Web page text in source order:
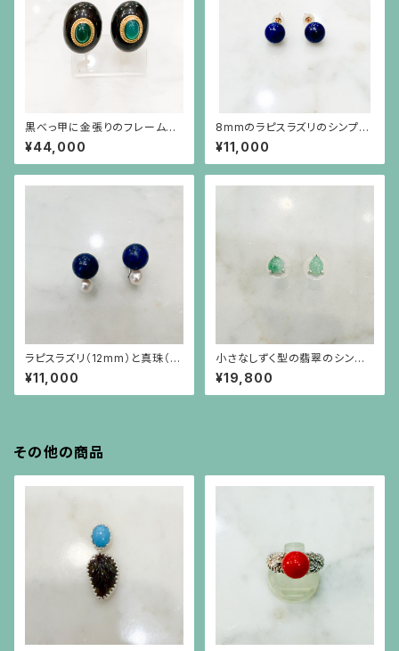
黒べっ甲に金張りのフレームに
グリーン瑪瑙のイヤリング
¥44,000
8mmのラピスラズリのシンプル
なピアス（10金ポスト）
¥11,000
ラピスラズリ（12mm）と真珠（6
mmアップ）を重ねたようなデザ
インのイヤリング
¥11,000
小さなしずく型の翡翠のシンプ
ルなシルバー枠のピアス（シルバ
ーポスト）
¥19,800
その他の商品